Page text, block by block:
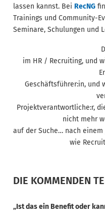
lassen kannst. Bei RecNG
Trainings und Community-
Seminare, Schulungen und
im HR / Recruiting, und
Geschäftsführer:in, und
Projektverantwortliche:r,
nicht mehr
auf der Suche… nach
wie
DIE KOMMENDEN
„Ist das ein Benefit oder